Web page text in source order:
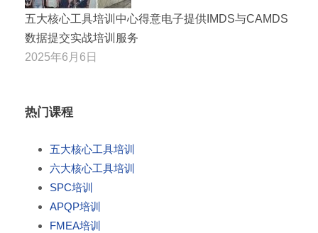
五大核心工具培训中心得意电子提供IMDS与CAMDS
数据提交实战培训服务
2025年6月6日
热门课程
五大核心工具培训
六大核心工具培训
SPC培训
APQP培训
FMEA培训